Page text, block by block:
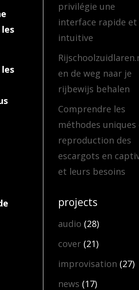
privilégie une
interface rapide et
intuitive
en de weg naar je
rijbewijs behalen
Comprendre les
méthodes uniques
reproduction des
escargots en
et leurs besoins
projects
audio (28)
cover (21)
improvisation (27)
news (17)